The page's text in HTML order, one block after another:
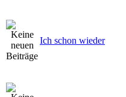
Ich schon wieder